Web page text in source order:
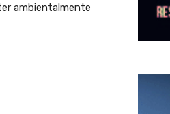
ambientalmente